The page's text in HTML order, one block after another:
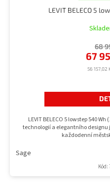
LEVIT BELECO 5
56 157,02
67
68
LEVIT BELECO 5 lowstep 540
technologií a elegantního designu
každodenní
Sage
Kód: